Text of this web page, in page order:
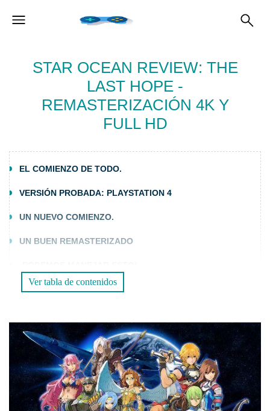
STAR OCEAN REVIEW: THE
LAST HOPE -
REMASTERIZACIÓN 4K Y
FULL HD
EL COMIENZO DE TODO.
VERSIÓN PROBADA: PLAYSTATION 4
UN NUEVO COMIENZO.
UN BUEN REMASTERIZADO
MUCHAS HORAS DE DIVERSION
Ver tabla de contenidos